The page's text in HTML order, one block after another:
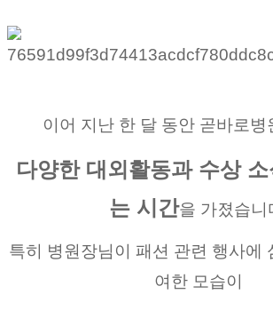
이어 지난 한 달 동안 곧바로병
다양한 대외활동과 수상
는 시간을 가졌습니
특히 병원장님이 패션 관련 행사에
여한 모습이